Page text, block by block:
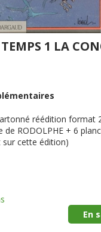
1 LA
réédition format
RODOLPHE + 6
sur cette édition)
En